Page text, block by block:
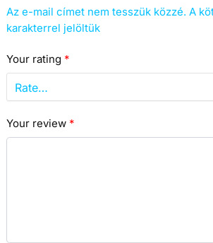
Az e-mail címet nem tesszük közzé. A
karakterrel jelöltük
Your rating *
Your review *